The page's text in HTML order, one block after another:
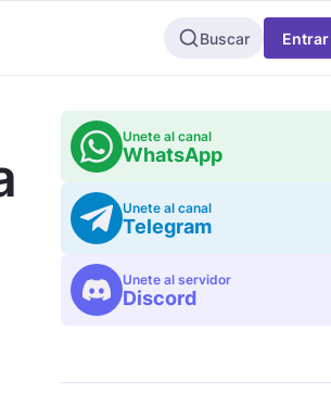
Buscar Entrar
Unete al canal
WhatsApp
Unete al canal
Telegram
Unete al servidor
Discord